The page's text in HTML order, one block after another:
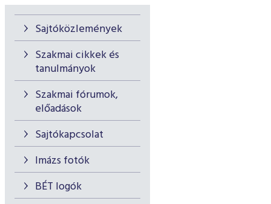
Sajtóközlemények
Szakmai cikkek és
tanulmányok
Szakmai fórumok,
előadások
Sajtókapcsolat
Imázs fotók
BÉT logók